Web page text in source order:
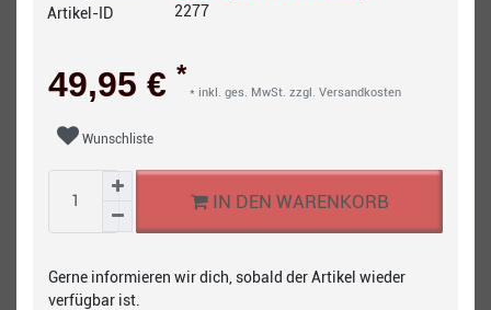
Artikel-ID
2277
49,95 € *
* inkl. ges. MwSt. zzgl. Versandkosten
Wunschliste
IN DEN WARENKORB
Gerne informieren wir dich, sobald der Artikel wieder
verfügbar ist.